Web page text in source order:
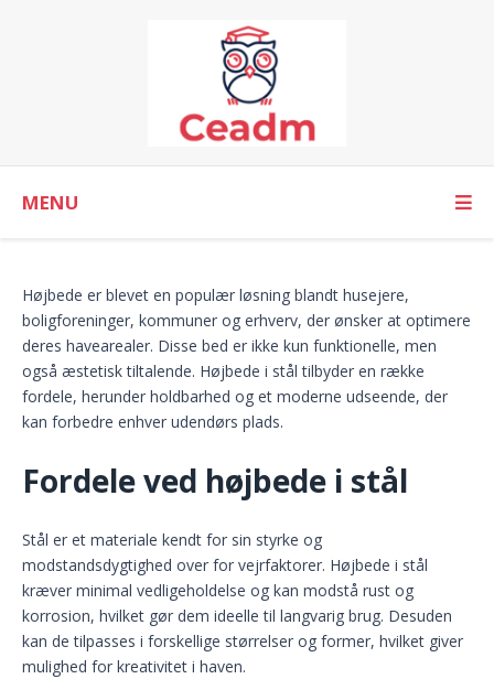
MENU
Højbede er blevet en populær løsning blandt husejere,
boligforeninger, kommuner og erhverv, der ønsker at optimere
deres havearealer. Disse bed er ikke kun funktionelle, men
også æstetisk tiltalende. Højbede i stål tilbyder en række
fordele, herunder holdbarhed og et moderne udseende, der
kan forbedre enhver udendørs plads.
Fordele ved højbede i stål
Stål er et materiale kendt for sin styrke og
modstandsdygtighed over for vejrfaktorer. Højbede i stål
kræver minimal vedligeholdelse og kan modstå rust og
korrosion, hvilket gør dem ideelle til langvarig brug. Desuden
kan de tilpasses i forskellige størrelser og former, hvilket giver
mulighed for kreativitet i haven.